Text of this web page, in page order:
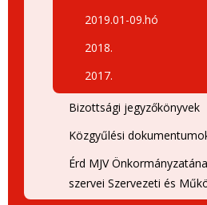
2019.01-09.hó
2018.
2017.
Bizottsági jegyzőkönyvek
Közgyűlési
Érd MJV
szervei Szervezeti és